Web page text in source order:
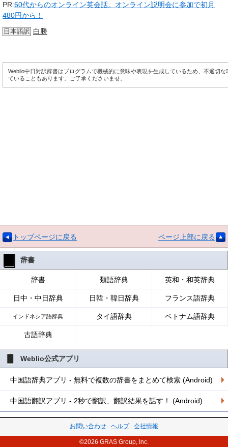
PR:60代からのオンライン英会話。オンライン説明会に参加で初月
480円から！
日本語訳 白勝
Weblio中日対訳辞書はプログラムで機械的に意味や表現を生成しているため、不適切な
ていることもあります。ご了承くださいませ。
トップページに戻る ページ上部に戻る
辞書
辞書 類語辞典 英和・和英辞典
日中・中日辞典 日韓・韓日辞典 フランス語辞典
インドネシア語辞典 タイ語辞典 ベトナム語辞典
古語辞典
Weblio公式アプリ
中国語辞典アプリ - 無料で複数の辞書をまとめて検索 (Android)
中国語翻訳アプリ - 2秒で翻訳、翻訳結果を話す！ (Android)
お問い合わせ ヘルプ 会社情報
©2026 GRAS Group, Inc.